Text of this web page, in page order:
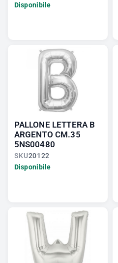
Disponibile
PALLONE LETTERA B
ARGENTO CM.35
5NS00480
SKU20122
Disponibile